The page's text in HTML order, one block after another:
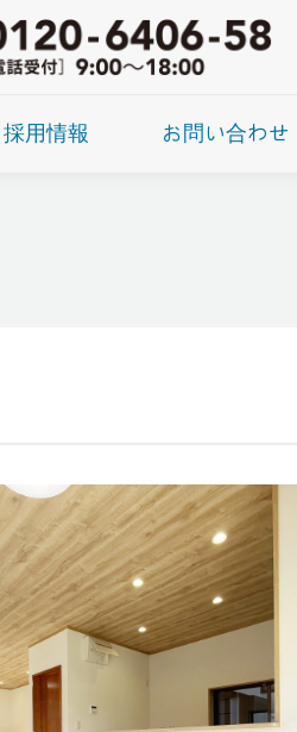
採用情報 お問い合わせ